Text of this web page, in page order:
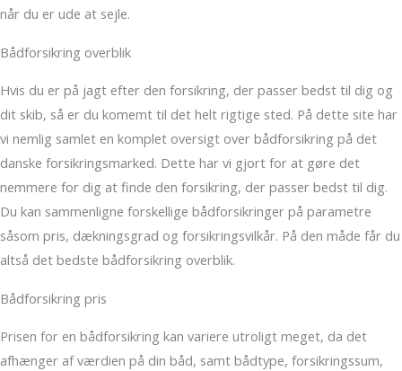
når du er ude at sejle.
Bådforsikring overblik
Hvis du er på jagt efter den forsikring, der passer bedst til dig og
dit skib, så er du komemt til det helt rigtige sted. På dette site har
vi nemlig samlet en komplet oversigt over bådforsikring på det
danske forsikringsmarked. Dette har vi gjort for at gøre det
nemmere for dig at finde den forsikring, der passer bedst til dig.
Du kan sammenligne forskellige bådforsikringer på parametre
såsom pris, dækningsgrad og forsikringsvilkår. På den måde får du
altså det bedste bådforsikring overblik.
Bådforsikring pris
Prisen for en bådforsikring kan variere utroligt meget, da det
afhænger af værdien på din båd, samt bådtype, forsikringssum,